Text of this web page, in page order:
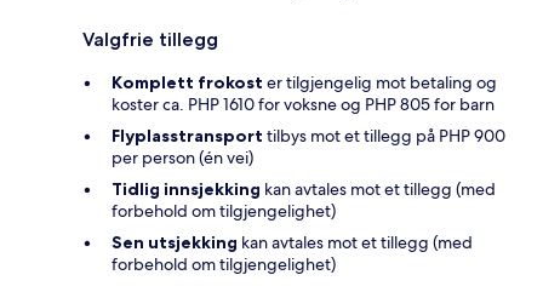
Valgfrie tillegg
Komplett frokost er tilgjengelig mot betaling og
koster ca. PHP 1610 for voksne og PHP 805 for barn
Flyplasstransport tilbys mot et tillegg på PHP 900
per person (én vei)
Tidlig innsjekking kan avtales mot et tillegg (med
forbehold om tilgjengelighet)
Sen utsjekking kan avtales mot et tillegg (med
forbehold om tilgjengelighet)